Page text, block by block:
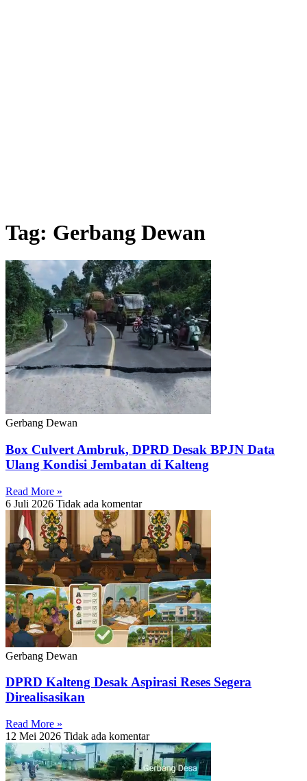
Tag: Gerbang Dewan
Gerbang Dewan
Box Culvert Ambruk, DPRD Desak BPJN Data
Ulang Kondisi Jembatan di Kalteng
Read More »
6 Juli 2026 Tidak ada komentar
Gerbang Dewan
DPRD Kalteng Desak Aspirasi Reses Segera
Direalisasikan
Read More »
12 Mei 2026 Tidak ada komentar